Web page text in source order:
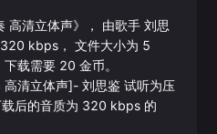
高清立体声》， 由歌手 刘思
320 kbps， 文件大小为 5
载需要 20 金币。
高清立体声]- 刘思鉴 试听为压
后的音质为 320 kbps 的